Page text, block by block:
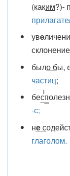
(каким?)-
увеличени
склонение
было бы,
частиц;
бесп
-с;
нес
глаголом.